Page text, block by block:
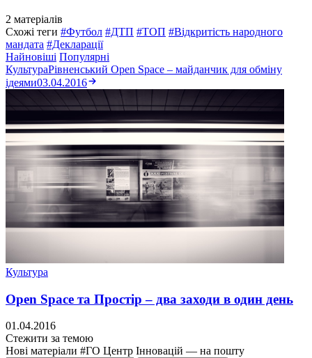
2 матеріалів
Схожі теги #Футбол #ДТП #ТОП #Відкритість народного
мандата #Декларації
Найновіші Популярні
КультураРівненський Open Space – майданчик для обміну
ідеями03.04.2016
Культура
Open Space та Простір – два заходи в один день
01.04.2016
Стежити за темою
Нові матеріали #ГО Центр Інновацій — на пошту